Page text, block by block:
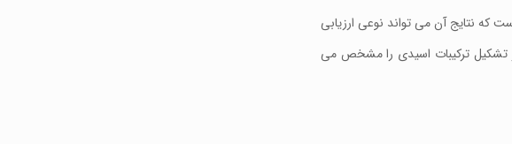
که نتایج آن می تواند نوعی ارزیابی
از تشکیل ترکیبات اسیدی را مشخص می